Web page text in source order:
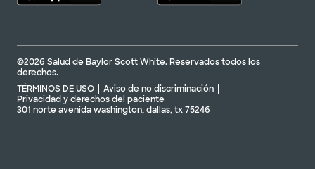
©2026 Salud de Baylor Scott White. Reservados todos los
derechos.
TÉRMINOS DE USO
Aviso de no discriminación
Privacidad y derechos del paciente
301 norte avenida washington, dallas, tx 75246